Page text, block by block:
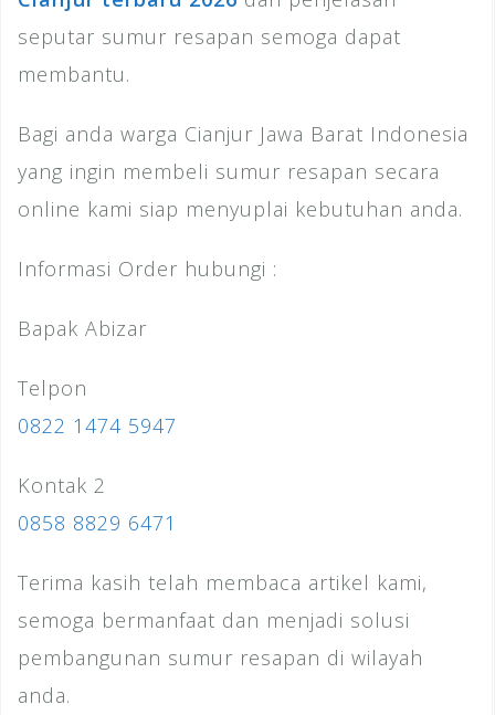
seputar sumur resapan semoga dapat
membantu.
Bagi anda warga Cianjur Jawa Barat Indonesia
yang ingin membeli sumur resapan secara
online kami siap menyuplai kebutuhan anda.
Informasi Order hubungi :
Bapak Abizar
Telpon
0822 1474 5947
Kontak 2
0858 8829 6471
Terima kasih telah membaca artikel kami,
semoga bermanfaat dan menjadi solusi
pembangunan sumur resapan di wilayah
anda.